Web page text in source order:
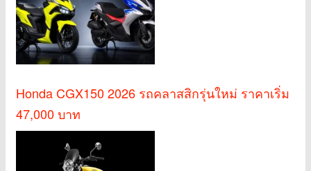
Honda CGX150 2026 รถคลาสสิกรุ่นใหม่ ราคาเริ่ม
47,000 บาท